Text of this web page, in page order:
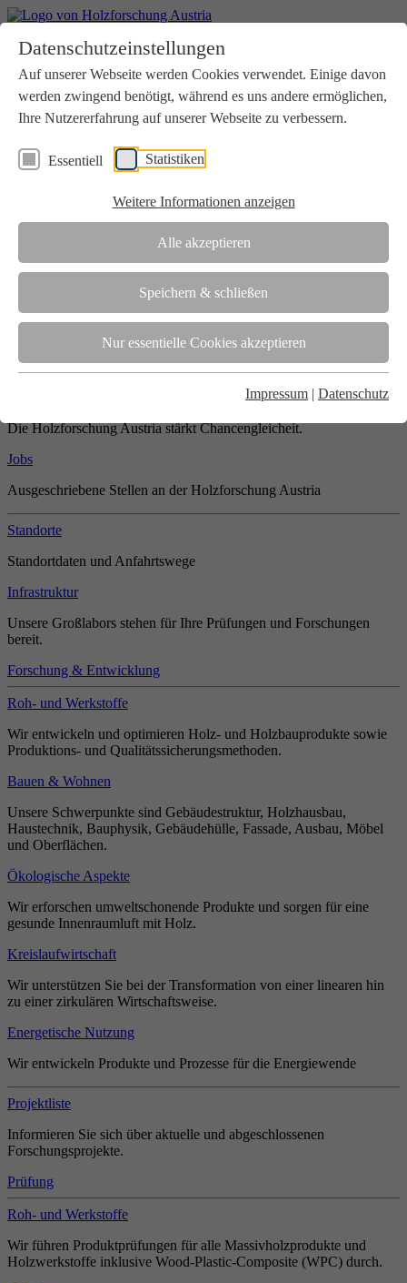
Datenschutzeinstellungen
Auf unserer Webseite werden Cookies verwendet. Einige davon
werden zwingend benötigt, während es uns andere ermöglichen,
Ihre Nutzererfahrung auf unserer Webseite zu verbessern.
Essentiell Statistiken
Weitere Informationen anzeigen
Alle akzeptieren
Speichern & schließen
Nur essentielle Cookies akzeptieren
Impressum | Datenschutz
Aktuelles
Downloads
Kontakt
Login
Verein
Wir unterstützen die Interessen der Holzbranche in enger
Zusammenarbeit mit Wissenschaft und Wirtschaft.
Die Holzforschung Austria ist akkreditierte Prüf-, Inspektions- und
Team
Unsere gesamte Kompetenz ist in unseren Mitarbeiter:innen
gebündelt
Die Holzforschung Austria stärkt Chancengleicheit.
Jobs
Ausgeschriebene Stellen an der Holzforschung Austria
Standorte
Standortdaten und Anfahrtswege
Infrastruktur
Unsere Großlabors stehen für Ihre Prüfungen und Forschungen
bereit.
Forschung & Entwicklung
Roh- und Werkstoffe
Wir entwickeln und optimieren Holz- und Holzbauprodukte sowie
Produktions- und Qualitätssicherungsmethoden.
Bauen & Wohnen
Unsere Schwerpunkte sind Gebäudestruktur, Holzhausbau,
Haustechnik, Bauphysik, Gebäudehülle, Fassade, Ausbau, Möbel
und Oberflächen.
Ökologische Aspekte
Wir erforschen umweltschonende Produkte und sorgen für eine
gesunde Innenraumluft mit Holz.
Kreislaufwirtschaft
Wir unterstützen Sie bei der Transformation von einer linearen hin
zu einer zirkulären Wirtschaftsweise.
Energetische Nutzung
Wir entwickeln Produkte und Prozesse für die Energiewende
Projektliste
Informieren Sie sich über aktuelle und abgeschlossenen
Forschungsprojekte.
Prüfung
Roh- und Werkstoffe
Wir führen Produktprüfungen für alle Massivholzprodukte und
Holzwerkstoffe inklusive Wood-Plastic-Composite (WPC) durch.